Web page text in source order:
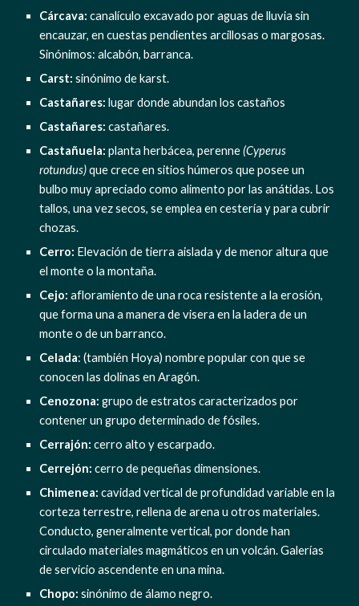
Cárcava: canalículo excavado por aguas de lluvia sin
encauzar, en cuestas pendientes arcillosas o margosas.
Sinónimos: alcabón, barranca.
Carst: sinónimo de karst.
Castañares: lugar donde abundan los castaños
Castañares: castañares.
Castañuela: planta herbácea, perenne (Cyperus
rotundus) que crece en sitios húmeros que posee un
bulbo muy apreciado como alimento por las anátidas. Los
tallos, una vez secos, se emplea en cestería y para cubrir
chozas.
Cerro: Elevación de tierra aislada y de menor altura que
el monte o la montaña.
Cejo: afloramiento de una roca resistente a la erosión,
que forma una a manera de visera en la ladera de un
monte o de un barranco.
Celada: (también Hoya) nombre popular con que se
conocen las dolinas en Aragón.
Cenozona: grupo de estratos caracterizados por
contener un grupo determinado de fósiles.
Cerrajón: cerro alto y escarpado.
Cerrejón: cerro de pequeñas dimensiones.
Chimenea: cavidad vertical de profundidad variable en la
corteza terrestre, rellena de arena u otros materiales.
Conducto, generalmente vertical, por donde han
circulado materiales magmáticos en un volcán. Galerías
de servicio ascendente en una mina.
Chopo: sinónimo de álamo negro.